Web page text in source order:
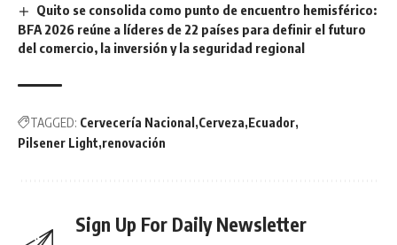
Quito se consolida como punto de encuentro hemisférico:
BFA 2026 reúne a líderes de 22 países para definir el futuro
del comercio, la inversión y la seguridad regional
TAGGED: Cervecería Nacional Cerveza Ecuador
Pilsener Light renovación
Sign Up For Daily Newsletter